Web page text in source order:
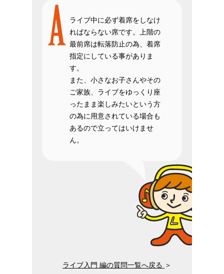
ライブ中に必ず着席をしなけ
ればならない席です。上階の
最前席は転落防止の為、着席
指定にしている事がありま
す。
また、小さなお子さんやその
ご家族、ライブをゆっくり座
ったまま楽しみたいという方
の為に用意されている場合も
あるので立ってはいけませ
ん。
ライブ入門 編の質問一覧へ戻る ＞